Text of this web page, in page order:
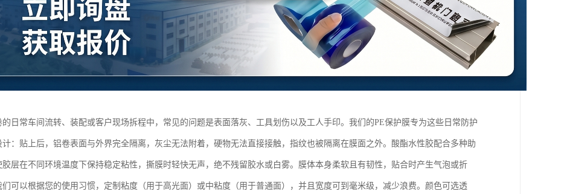
的日常车间流转、装配或客户现场拆程中，常见的问题是表面落灰、工具划伤以及工人手印。我们的PE保护膜专为这些日常防护
计：贴上后，铝卷表面与外界完全隔离，灰尘无法附着，硬物无法直接接触，指纹也被隔离在膜面之外。酸酯水性胶配合多种助
胶层在不同环境温度下保持稳定粘性，撕膜时轻快无声，绝不残留胶水或白雾。膜体本身柔软且有韧性，贴合时产生气泡或折
们可以根据您的使用习惯，定制粘度（用于高光面）或中粘度（用于普通面），并且宽度可到毫米级，减少浪费。颜色可选透